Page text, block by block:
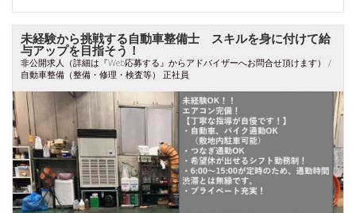
未経験から挑戦する自動車整備士 スキルを身に付けて給
与アップを目指そう！
非公開求人（詳細は『Web応募する』からアドバイザーへお問合せ頂けます） /
自動車整備（整備・修理・検査等） 正社員